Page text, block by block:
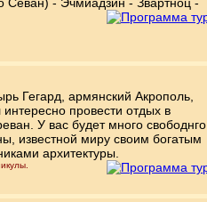
Гегард, армянский Акрополь,
провести отдых в
У вас будет много свободнго
известной миру своим богатым
архитектуры.